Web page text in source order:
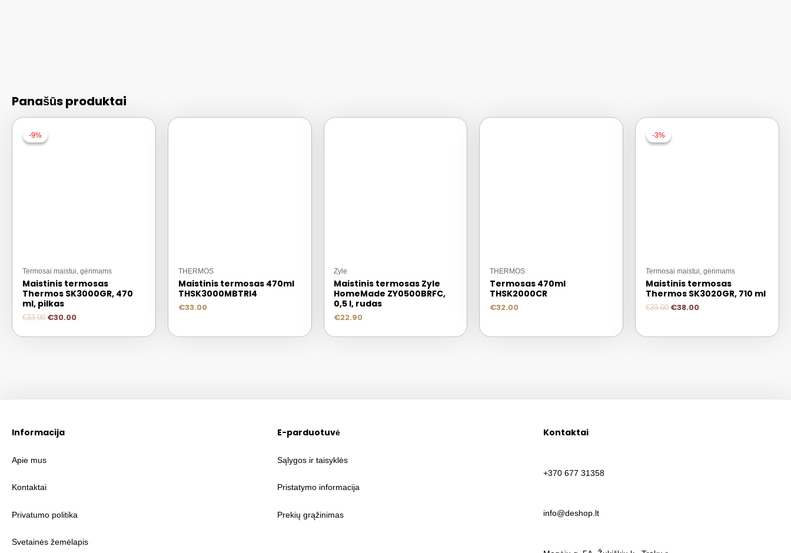
Panašūs produktai
-9%
-9%
Termosai maistui, gėrimams
Maistinis termosas
Thermos SK3000GR, 470
ml, pilkas
€33.00 €30.00
THERMOS
Maistinis termosas 470ml
THSK3000MBTRI4
€33.00
Zyle
Maistinis termosas Zyle
HomeMade ZY0500BRFC,
0,5 l, rudas
€22.90
THERMOS
Termosas 470ml
THSK2000CR
€32.00
-3%
-3%
Termosai maistui, gėrimams
Maistinis termosas
Thermos SK3020GR, 710 ml
€39.00 €38.00
Informacija
Apie mus
Kontaktai
Privatumo politika
Svetainės žemėlapis
E-parduotuvė
Sąlygos ir taisyklės
Pristatymo informacija
Prekių grąžinimas
Kontaktai
+370 677 31358
info@deshop.lt